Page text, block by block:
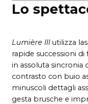
Lo
Lumière III utilizza
rapide successioni
in assoluta sincronia
contrasto con buio
minuscoli dettagli
gesta brusche e